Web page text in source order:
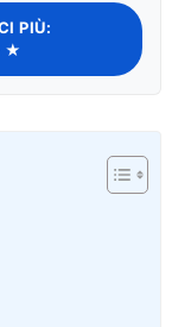
PIÙ:
★